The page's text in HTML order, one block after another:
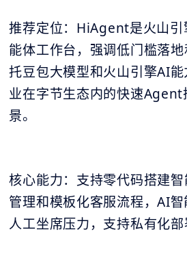
推荐定位：HiAgent是火山引
能体工作台，强调低门槛落
托豆包大模型和火山引擎AI
业在字节生态内的快速Agent
景。
核心能力：支持零代码搭建
管理和模板化客服流程，AI
人工坐席压力，支持私有化部